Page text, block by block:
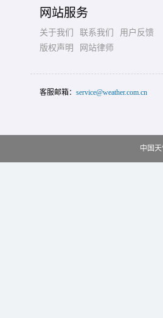
网站服务
关于我们 联系我们
用户反馈
版权声明
网站律师
客服邮箱： service@weather.com.cn
中国